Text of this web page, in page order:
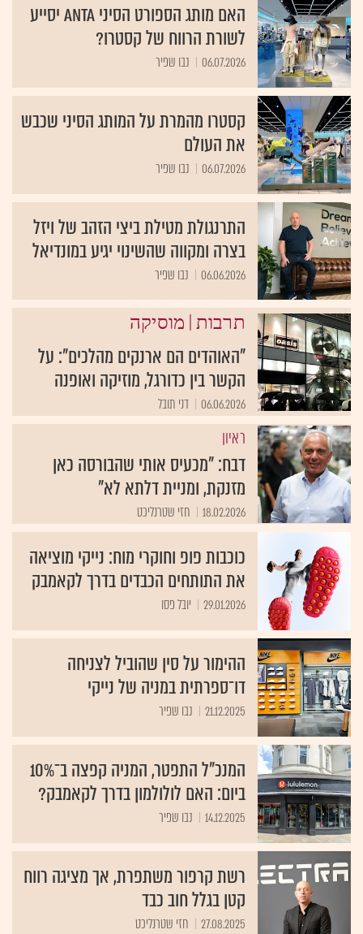
האם מותג הספורט הסיני ANTA יסייע
לשורת הרווח של קסטרו?
06.07.2026 נבו שפיר
קסטרו מהמרת על המותג הסיני שכבש
את העולם
06.07.2026 נבו שפיר
התרנגולת מטילת ביצי הזהב של ויזל
בצרה ומקווה שהשינוי יגיע במונדיאל
06.06.2026 נבו שפיר
תרבות | מוסיקה
"האוהדים הם ארנקים מהלכים": על
הקשר בין כדורגל, מוזיקה ואופנה
06.06.2026 דני תובל
ראיון
דבח: "מכעיס אותי שהבורסה כאן
מזנקת, ומניית דלתא לא"
18.02.2026 חזי שטרנליכט
כוכבות פופ וחוקרי מוח: נייקי מוציאה
את התותחים הכבדים בדרך לקאמבק
29.01.2026 יובל פסו
ההימור על סין שהוביל לצניחה
דו־ספרתית במניה של נייקי
21.12.2025 נבו שפיר
המנכ"ל התפטר, המניה קפצה ב־10%
ביום: האם לולולמון בדרך לקאמבק?
14.12.2025 נבו שפיר
רשת קרפור משתפרת, אך מציגה רווח
קטן בגלל חוב כבד
27.08.2025 חזי שטרנליכט